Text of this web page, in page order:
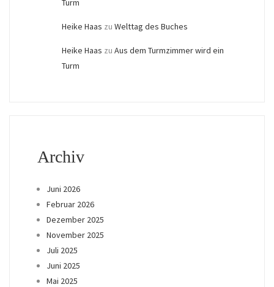
Turm
Heike Haas zu Welttag des Buches
Heike Haas zu Aus dem Turmzimmer wird ein
Turm
Archiv
Juni 2026
Februar 2026
Dezember 2025
November 2025
Juli 2025
Juni 2025
Mai 2025